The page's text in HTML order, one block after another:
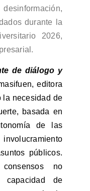
durante la
2026,
de diálogo y
editora
la necesidad de
basada en
de las
públicos.
no
capacidad de